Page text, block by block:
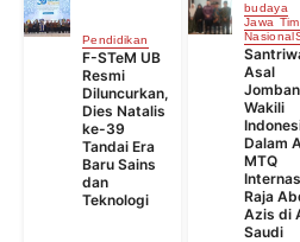
Pendidikan
F-STeM UB
Resmi
Diluncurkan,
Dies Natalis
ke-39
Tandai Era
Baru Sains
dan
Teknologi
budaya
Jawa
Nasional
Asal
Wakili
Dalam
MTQ
Raja
Azis di
Saudi